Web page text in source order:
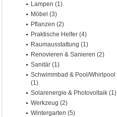
Lampen (1)
Möbel (3)
Pflanzen (2)
Praktische Helfer (4)
Raumausstattung (1)
Renovieren & Sanieren (2)
Sanitär (1)
Schwimmbad & Pool/Whirlpool
(1)
Solarenergie & Photovoltaik (1)
Werkzeug (2)
Wintergarten (5)